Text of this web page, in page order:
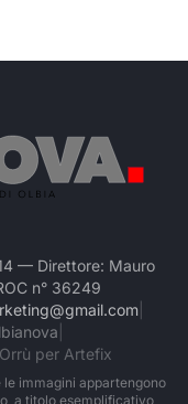
— Direttore: Mauro
n° 36249
per Artefix
immagini appartengono
a titolo esemplificativo,